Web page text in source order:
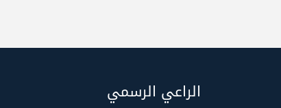
الراعي الرسمي